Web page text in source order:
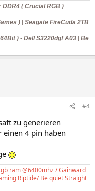
( Crucial RGB )
) | Seagate FireCuda 2TB
) - Dell S3220dgf A03 | Be
#4
zu generieren
einen 4 pin haben
ram @6400mhz / Gainward
Riptide/ Be quiet Straight